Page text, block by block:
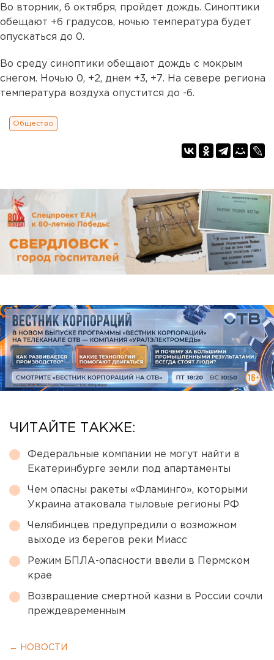
Во вторник, 6 октября, пройдет дождь. Синоптики
обещают +6 градусов, ночью температура будет
опускаться до 0.
Во среду синоптики обещают дождь с мокрым
снегом. Ночью 0, +2, днем +3, +7. На севере региона
температура воздуха опустится до -6.
Общество
ЧИТАЙТЕ ТАКЖЕ:
Федеральные компании не могут найти в
Екатеринбурге земли под апартаменты
Чем опасны ракеты «Фламинго», которыми
Украина атаковала тыловые регионы РФ
Челябинцев предупредили о возможном
выходе из берегов реки Миасс
Режим БПЛА-опасности ввели в Пермском
крае
Возвращение смертной казни в России сочли
преждевременным
← НОВОСТИ